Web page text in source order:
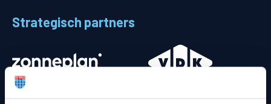
Strategisch partners